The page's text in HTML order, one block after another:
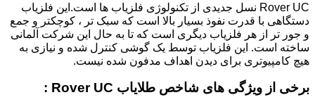
Rover UC نسل جدیدی از تکنولوژی فلزیاب ها است.این فلزیاب
دستگاهی با قدرت نفوذ بسیار بالا است که سبک تر ، کوچکتر و جمع
و جور تر از هر فلزیاب دیگری است که تا به حال این شرکت آلمانی
ساخته است. این فلزیاب توسط یک گوشی کنترل شده و نیازی به
هیچ کامپیوتری برای دیدن اهداف مدفون شده نیست.
برخی از ویژگی های شاخص طلایاب Rover UC :